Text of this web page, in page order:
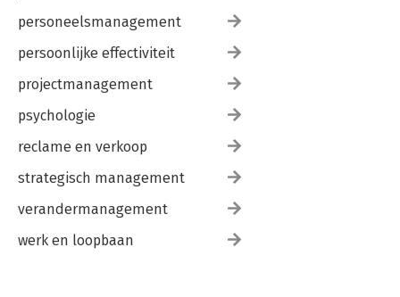
personeelsmanagement
persoonlijke effectiviteit
projectmanagement
psychologie
reclame en verkoop
strategisch management
verandermanagement
werk en loopbaan